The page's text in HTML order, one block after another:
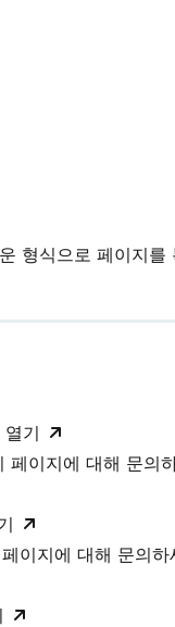
형식으로 페이지를
기
페이지에 대해 문의
이지에 대해 문의하